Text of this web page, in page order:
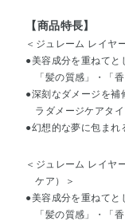
【商品特長】
＜ジュレーム レイヤ
●美容成分を重ねてと
「髪の質感」・「
●深刻なダメージを補
ラダメージケアタイ
●幻想的な夢に包まれ
＜ジュレーム レイヤ
ケア）＞
●美容成分を重ねてと
「髪の質感」・「